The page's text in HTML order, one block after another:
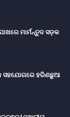
ମାର୍ମନ୍ତୁଦ ସଡ଼କ
ସହଯୋଗରେ ହରିଣଛୁଆ